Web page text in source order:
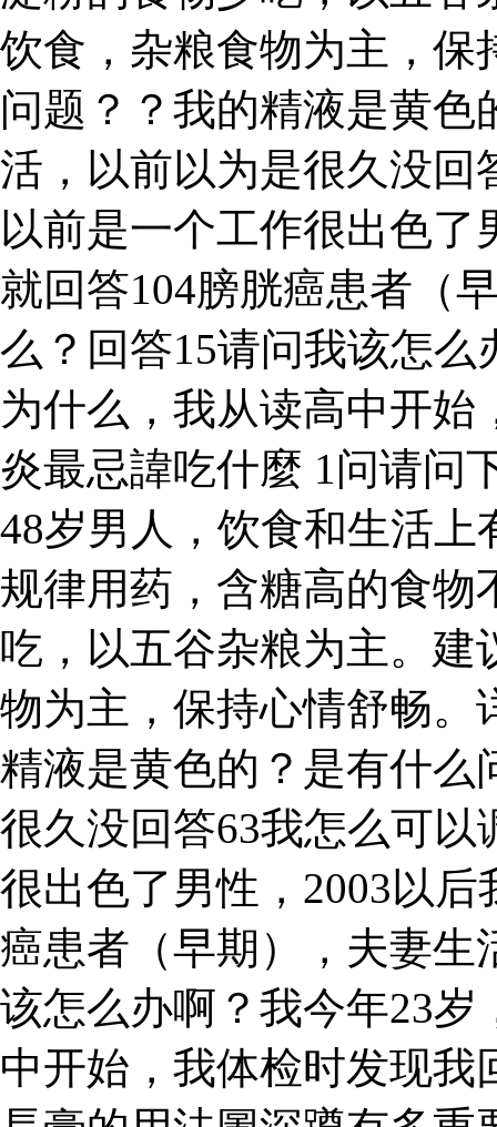
饮食，杂粮食物为主，保
问题？？我的精液是黄
活，以前以为是很久没回
以前是一个工作很出色了
就回答104膀胱癌患者（
么？回答15请问我该怎
为什么，我从读高中开始
炎最忌諱吃什麼 1问请问
48岁男人，饮食和生活
规律用药，含糖高的食物
吃，以五谷杂粮为主。建
物为主，保持心情舒畅。
精液是黄色的？是有什么
很久没回答63我怎么可
很出色了男性，2003以
癌患者（早期），夫妻生
该怎么办啊？我今年23
中开始，我体检时发现我